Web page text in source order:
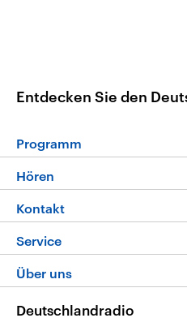
Entdecken Sie den
Programm
Programm
Die Nachrichten
Nachrichtenleicht
Neue Beiträge auf
Hören
Livestream
Podcasts
Deutschlandfunk App
Nachrichten App
Kontakt
Hörerservice
Service
FAQ
Über uns
Deutschlandradio